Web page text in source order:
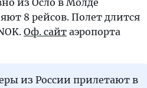
из Осло в Молде
8 рейсов. Полет длится
Оф. сайт аэропорта
из России прилетают в